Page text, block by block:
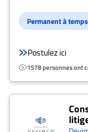
Permanent à
Postulez ici
1578 personnes ont